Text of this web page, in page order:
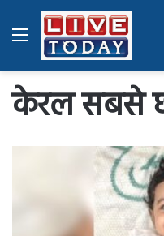
Menu
केरल सबसे